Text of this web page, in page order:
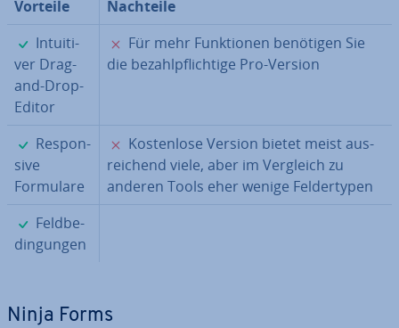
Vorteile
Nachteile
✓
In­tui­ti­
ver Drag-
and-Drop-
Editor
✗
Für mehr Funk­tio­nen benötigen Sie
die be­zahl­pflich­ti­ge Pro-Version
✓
Re­spon­
si­ve
Formulare
✗
Kos­ten­lo­se Version bietet meist aus­
rei­chend viele, aber im Vergleich zu
anderen Tools eher wenige Fel­der­ty­pen
✓
Feld­be­
din­gun­gen
Ninja Forms